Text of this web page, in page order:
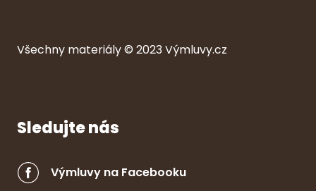
Všechny materiály © 2023Výmluvy.cz
Sledujte nás
Výmluvy na Facebooku